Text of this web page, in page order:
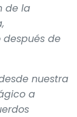
de la
de
nuestra
a